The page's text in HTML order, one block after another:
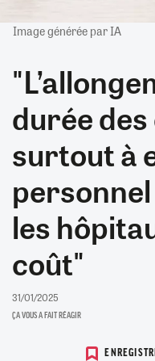
Image générée par IA
durée
surtout à
les
coût"
31/01/2025
ÇA VOUS A FAIT RÉAGIR